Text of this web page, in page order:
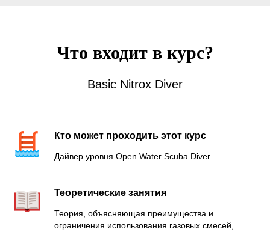
Что входит в курс?
Basic Nitrox Diver
Кто может проходить этот курс
Дайвер уровня Open Water Scuba Diver.
Теоретические занятия
Теория, объясняющая преимущества и
ограничения использования газовых смесей,